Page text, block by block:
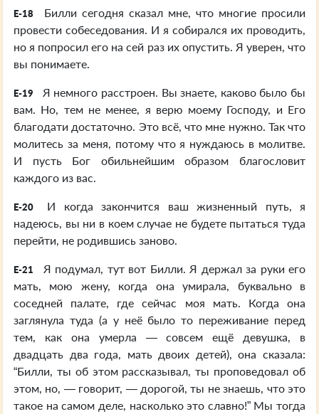
E-18
Билли сегодня сказал мне, что многие просили
провести собеседования. И я собирался их проводить,
но я попросил его на сей раз их опустить. Я уверен, что
вы понимаете.
E-19
Я немного расстроен. Вы знаете, каково было бы
вам. Но, тем не менее, я верю моему Господу, и Его
благодати достаточно. Это всё, что мне нужно. Так что
молитесь за меня, потому что я нуждаюсь в молитве.
И пусть Бог обильнейшим образом благословит
каждого из вас.
E-20
И когда закончится ваш жизненный путь, я
надеюсь, вы ни в коем случае не будете пытаться туда
перейти, не родившись заново.
E-21
Я подумал, тут вот Билли. Я держал за руки его
мать, мою жену, когда она умирала, буквально в
соседней палате, где сейчас моя мать. Когда она
заглянула туда (а у неё было то переживание перед
тем, как она умерла — совсем ещё девушка, в
двадцать два года, мать двоих детей), она сказала:
“Билли, ты об этом рассказывал, ты проповедовал об
этом, но, — говорит, — дорогой, ты не знаешь, что это
такое на самом деле, насколько это славно!” Мы тогда